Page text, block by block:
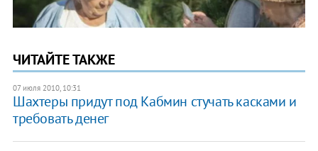
ЧИТАЙТЕ ТАКЖЕ
07 июля 2010, 10:31
Шахтеры придут под Кабмин стучать касками и
требовать денег